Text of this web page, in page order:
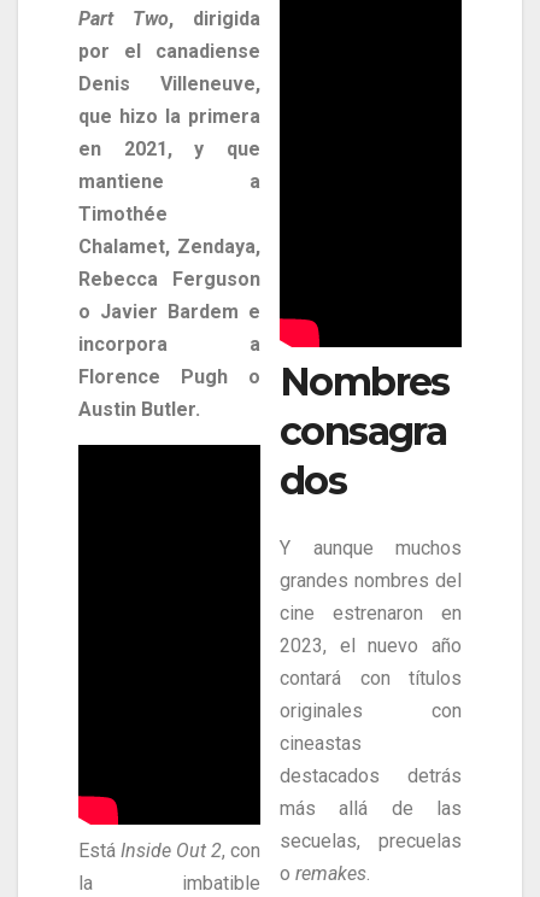
Part Two, dirigida
por el canadiense
Denis Villeneuve,
que hizo la primera
en 2021, y que
mantiene a
Timothée
Chalamet, Zendaya,
Rebecca Ferguson
o Javier Bardem e
incorpora a
Florence Pugh o
Austin Butler.
Está Inside Out 2, con
la imbatible
Nombres
consagra
dos
Y aunque muchos
grandes nombres del
cine estrenaron en
2023, el nuevo año
contará con títulos
originales con
cineastas
destacados detrás
más allá de las
secuelas, precuelas
o remakes.